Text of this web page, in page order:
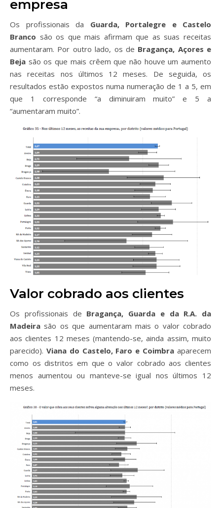
empresa
Os profissionais da Guarda, Portalegre e Castelo
Branco são os que mais afirmam que as suas receitas
aumentaram. Por outro lado, os de Bragança, Açores e
Beja são os que mais crêem que não houve um aumento
nas receitas nos últimos 12 meses. De seguida, os
resultados estão expostos numa numeração de 1 a 5, em
que 1 corresponde “a diminuiram muito” e 5 a
“aumentaram muito”.
Valor cobrado aos clientes
Os profissionais de Bragança, Guarda e da R.A. da
Madeira são os que aumentaram mais o valor cobrado
aos clientes 12 meses (mantendo-se, ainda assim, muito
parecido). Viana do Castelo, Faro e Coimbraaparecem
como os distritos em que o valor cobrado aos clientes
menos aumentou ou manteve-se igual nos últimos 12
meses.